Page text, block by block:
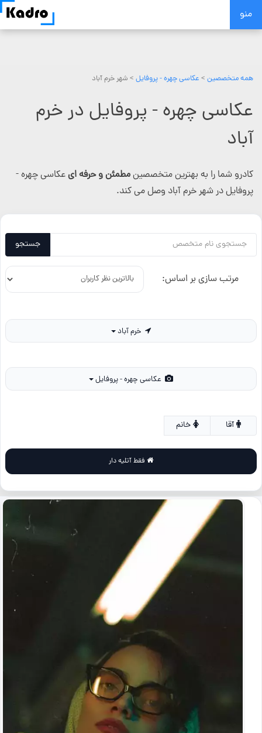
Skip
منو
همه متخصصین > عکاسی چهره - پروفایل > شهر خرم آباد
عکاسی چهره - پروفایل در خرم
آباد
کادرو شما را به بهترین متخصصینمطمئن و حرفه ایعکاسی چهره -
پروفایل در شهر خرم آباد وصل می کند.
جستجو
مرتب سازی بر اساس:
خانم